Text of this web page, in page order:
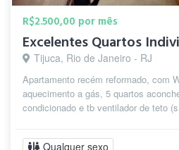
R$2.500,00 por mês
Tijuca, Rio de Janeiro - RJ
Apartamento recém reformado, com
aquecimento a gás, 5 quartos
condicionado e tb ventilador de teto
Qualquer sexo